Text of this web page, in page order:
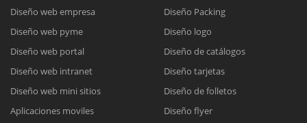
Diseño web empresa
Diseño web pyme
Diseño web portal
Diseño web intranet
Diseño web mini sitios
Aplicaciones moviles
Diseño Packing
Diseño logo
Diseño de catálogos
Diseño tarjetas
Diseño de folletos
Diseño flyer